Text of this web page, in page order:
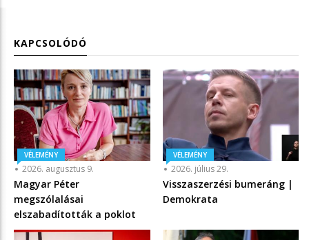
KAPCSOLÓDÓ
VÉLEMÉNY
2026. augusztus 9.
Magyar Péter
megszólalásai
elszabadították a poklot
VÉLEMÉNY
2026. július 29.
Visszaszerzési bumeráng |
Demokrata